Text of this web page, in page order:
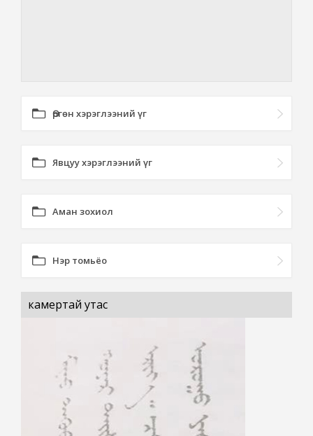
Өргөн хэрэглээний үг
Явцуу хэрэглээний үг
Аман зохиол
Нэр томьёо
камертай утас